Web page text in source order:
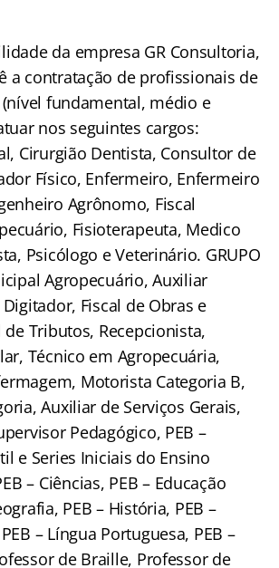
da empresa GR Consultoria,
a contratação de profissionais de
fundamental, médio e
nos seguintes cargos:
Cirurgião Dentista, Consultor de
Físico, Enfermeiro, Enfermeiro
Agrônomo, Fiscal
Fisioterapeuta, Medico
Psicólogo e Veterinário. GRUPO
Agropecuário, Auxiliar
Fiscal de Obras e
de Tributos, Recepcionista,
Técnico em Agropecuária,
Motorista Categoria B,
Auxiliar de Serviços Gerais,
Pedagógico, PEB –
e Series Iniciais do Ensino
– Ciências, PEB – Educação
PEB – História, PEB –
– Língua Portuguesa, PEB –
de Braille, Professor de